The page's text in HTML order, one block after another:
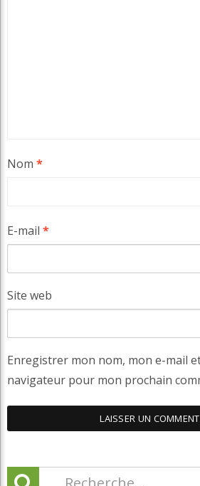
Nom *
E-mail *
Site web
Enregistrer mon nom, mon e-mail
navigateur pour mon prochain